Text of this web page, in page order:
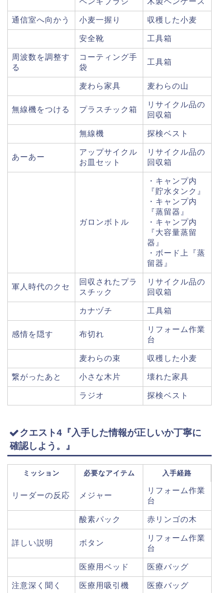
通信室へ向かう 小麦一握り 収穫した小麦
安全靴 工具箱
周波数を調整す
る
コーティング手
袋
工具箱
麦わら家具 麦わらの山
無線機をつける プラスチック箱
リサイクル品の
回収箱
無線機 探検ベスト
あーあー
アップサイクル
お皿セット
リサイクル品の
回収箱
ガロンボトル
・キャンプ内
『貯水タンク』
・キャンプ内
『蒸留器』
・キャンプ内
『大容量蒸留
器』
・ボード上『蒸
留器』
軍人時代のクセ
回収されたプラ
スチック
リサイクル品の
回収箱
カナヅチ 工具箱
感情を隠す 布切れ
リフォーム作業
台
麦わらの束 収穫した小麦
繋がったあと 小さな木片 壊れた家具
ラジオ 探検ベスト
クエスト4『入手した情報が正しいか丁寧に
確認しよう。』
ミッション 必要なアイテム 入手経路
リーダーの反応 メジャー
リフォーム作業
台
酸素パック 赤リンゴの木
詳しい説明 ボタン
リフォーム作業
台
医療用ベッド 医療バッグ
注意深く聞く 医療用吸引機 医療バッグ